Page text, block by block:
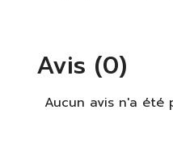
Avis (0)
Aucun avis n'a été